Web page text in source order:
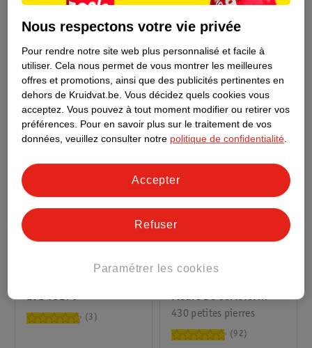
Voiture De Course De
L’Écurie APXGP Tirée
Du Film F1 77252
5
Marie Les Aristochats
43286
2
EVE 43279
3
Fleurs De Cerisier
40725
430 petites pierres
92
Nous respectons votre vie privée
Pour rendre notre site web plus personnalisé et facile à
utiliser. Cela nous permet de vous montrer les meilleures
offres et promotions, ainsi que des publicités pertinentes en
dehors de Kruidvat.be. Vous décidez quels cookies vous
acceptez. Vous pouvez à tout moment modifier ou retirer vos
préférences. Pour en savoir plus sur le traitement de vos
données, veuillez consulter notre politique de confidentialité
Paramétrer les cookies
Refuser
Accepter